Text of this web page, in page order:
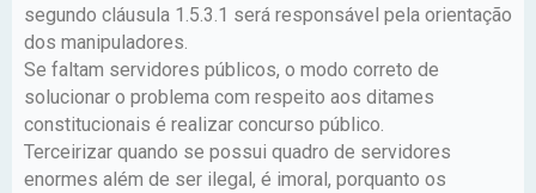
segundo cláusula 1.5.3.1 será responsável pela orientação
dos manipuladores.
Se faltam servidores públicos, o modo correto de
solucionar o problema com respeito aos ditames
constitucionais é realizar concurso público.
Terceirizar quando se possui quadro de servidores
enormes além de ser ilegal, é imoral, porquanto os